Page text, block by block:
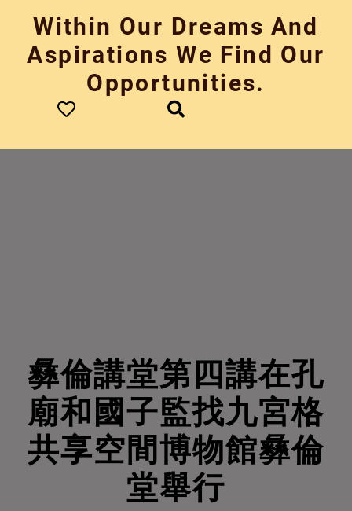
content
Within Our Dreams And
Aspirations We Find Our
Opportunities.
彝倫講堂第四講在孔
廟和國子監找九宮格
共享空間博物館彝倫
堂舉行